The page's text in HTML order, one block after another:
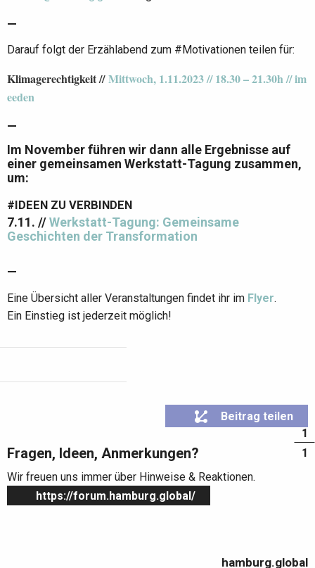
1
1
—
Darauf folgt der Erzählabend zum #Motivationen teilen für:
Klimagerechtigkeit //Mittwoch, 1.11.2023 // 18.30 – 21.30h // im
eeden
—
Im November führen wir dann alle Ergebnisse auf
einer gemeinsamen Werkstatt-Tagung zusammen,
um:
#IDEEN ZU VERBINDEN
7.11. //Werkstatt-Tagung: Gemeinsame
Geschichten der Transformation
—
Eine Übersicht aller Veranstaltungen findet ihr im Flyer.
Ein Einstieg ist jederzeit möglich!
Beitrag teilen
Fragen, Ideen, Anmerkungen?
Wir freuen uns immer über Hinweise & Reaktionen.
https://forum.hamburg.global/
hamburg.global